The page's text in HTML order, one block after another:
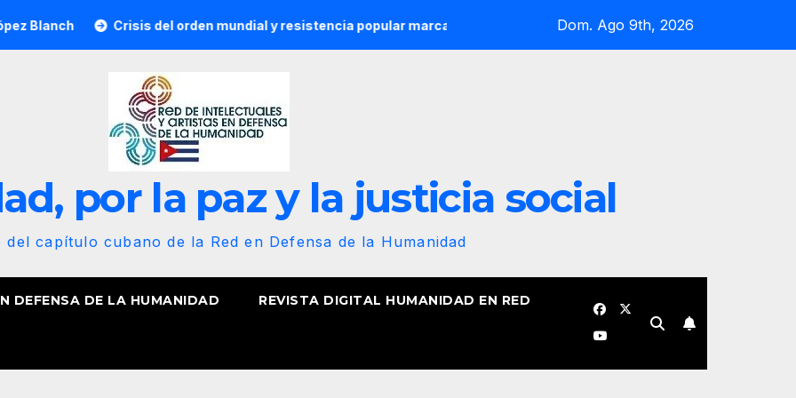
Crisis del orden mundial y resistencia popular marcan el inicio de la IV Asamblea Continental de ALBA Movimientos en
Dom. Ago 9th, 2026
por la paz y la justicia social
del capítulo cubano de la Red en Defensa de la Humanidad
DEFENSA DE LA HUMANIDAD REVISTA DIGITAL HUMANIDAD EN RED